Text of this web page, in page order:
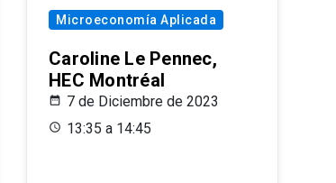
Microeconomía Aplicada
Caroline Le Pennec,
HEC Montréal
7 de Diciembre de 2023
13:35 a 14:45